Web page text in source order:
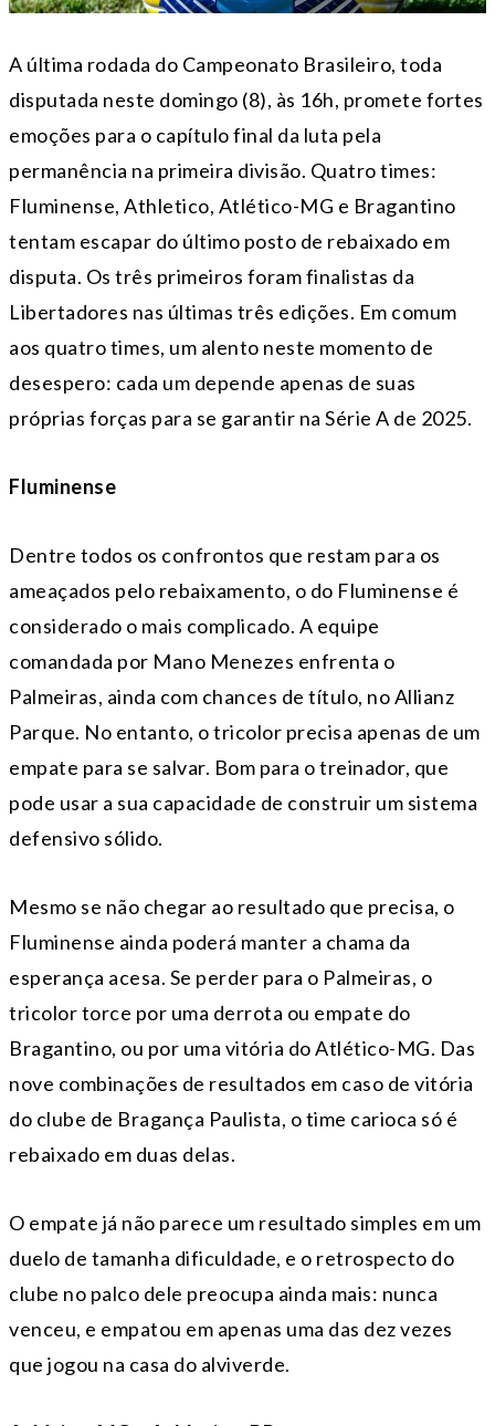
A última rodada do Campeonato Brasileiro, toda
disputada neste domingo (8), às 16h, promete fortes
emoções para o capítulo final da luta pela
permanência na primeira divisão. Quatro times:
Fluminense, Athletico, Atlético-MG e Bragantino
tentam escapar do último posto de rebaixado em
disputa. Os três primeiros foram finalistas da
Libertadores nas últimas três edições. Em comum
aos quatro times, um alento neste momento de
desespero: cada um depende apenas de suas
próprias forças para se garantir na Série A de 2025.
Fluminense
Dentre todos os confrontos que restam para os
ameaçados pelo rebaixamento, o do Fluminense é
considerado o mais complicado. A equipe
comandada por Mano Menezes enfrenta o
Palmeiras, ainda com chances de título, no Allianz
Parque. No entanto, o tricolor precisa apenas de um
empate para se salvar. Bom para o treinador, que
pode usar a sua capacidade de construir um sistema
defensivo sólido.
Mesmo se não chegar ao resultado que precisa, o
Fluminense ainda poderá manter a chama da
esperança acesa. Se perder para o Palmeiras, o
tricolor torce por uma derrota ou empate do
Bragantino, ou por uma vitória do Atlético-MG. Das
nove combinações de resultados em caso de vitória
do clube de Bragança Paulista, o time carioca só é
rebaixado em duas delas.
O empate já não parece um resultado simples em um
duelo de tamanha dificuldade, e o retrospecto do
clube no palco dele preocupa ainda mais: nunca
venceu, e empatou em apenas uma das dez vezes
que jogou na casa do alviverde.